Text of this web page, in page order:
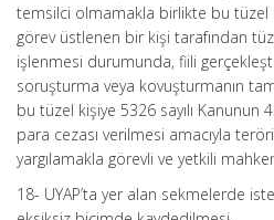
temsilci olmamakla birlikte bu tüzel
görev üstlenen bir kişi tarafından
işlenmesi durumunda, fiili
soruşturma veya kovuşturmanın
bu tüzel kişiye 5326 sayılı Kanunun
para cezası verilmesi amacıyla
yargılamakla görevli ve yetkili
18- UYAP’ta yer alan sekmelerde